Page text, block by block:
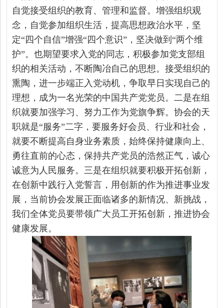
自觉接受组织的教育、管理和监督。增强组织观
念，自觉参加组织生活，提高思想政治水平，坚
定“四个自信”增强“四个意识”，坚决做到“两个维
护”。也期望要求入党的同志，积极参加党支部组
织的相关活动，不断陶冶自己的思想。接受组织的
熏陶，进一步端正入党动机，争取早日实现自己的
理想，成为一名光荣的中国共产党党员。二是在组
织就要加强学习、努力工作为党旗争辉。协会的天
职就是“服务”二字，要服务好会员、行业和社会，
就要不断提高自身业务素质，始终保持健康向上、
勇往直前的心态，保持共产党员的浩然正气，诚心
诚意为人民服务。三是在组织就要积极开拓创新，
在创新中践行入党誓言，用创新的作为推进事业发
展，当前协会发展正面临诸多的新情况、新挑战，
我们全体党员要带领广大员工开拓创新，推进协会
健康发展。